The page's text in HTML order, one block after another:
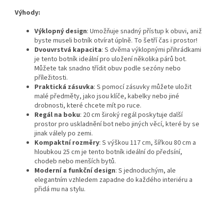
Výhody:
Výklopný design: Umožňuje snadný přístup k obuvi, aniž
byste museli botník otvírat úplně. To šetří čas i prostor!
Dvouvrstvá kapacita: S dvěma výklopnými přihrádkami
je tento botník ideální pro uložení několika párů bot.
Můžete tak snadno třídit obuv podle sezóny nebo
příležitosti.
Praktická zásuvka: S pomocí zásuvky můžete uložit
malé předměty, jako jsou klíče, kabelky nebo jiné
drobnosti, které chcete mít po ruce.
Regál na boku: 20 cm široký regál poskytuje další
prostor pro uskladnění bot nebo jiných věcí, které by se
jinak válely po zemi.
Kompaktní rozměry: S výškou 117 cm, šířkou 80 cm a
hloubkou 25 cm je tento botník ideální do předsíní,
chodeb nebo menších bytů.
Moderní a funkční design: S jednoduchým, ale
elegantním vzhledem zapadne do každého interiéru a
přidá mu na stylu.